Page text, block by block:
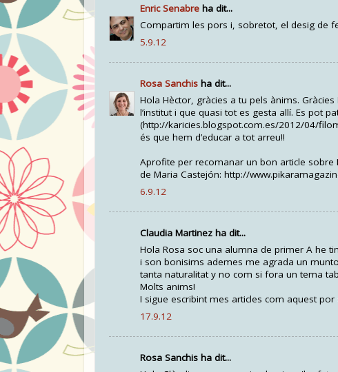
Enric Senabre ha dit...
Compartim les pors i, sobretot, el desig de
5.9.12
Rosa Sanchis ha dit...
Hola Hèctor, gràcies a tu pels ànims.
l’institut i que quasi tot es gesta allí. Es pot
(http://karicies.blogspot.com.es/2012/04/
és que hem d’educar a tot arreu!!
Aprofite per recomanar un bon article
de Maria Castejón: http://
6.9.12
Claudia Martinez ha dit...
Hola Rosa soc una alumna de primer A he
i son bonisims ademes me agrada un
tanta naturalitat y no com si fora un tema
Molts anims!
I sigue escribint mes articles com aquest
17.9.12
Rosa Sanchis ha dit...